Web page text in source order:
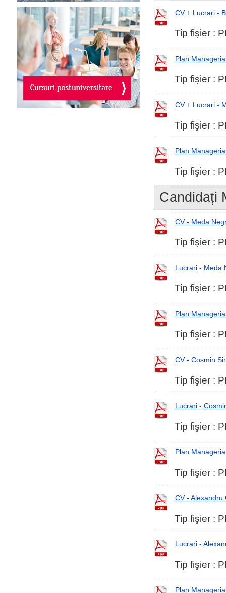
CV + Lucrari -
Tip fişier :
Plan
Tip fişier :
CV + Lucrari -
Tip fişier :
Plan
Tip fişier :
Candidați
CV - Meda
Tip fişier :
Lucrari - Meda
Tip fişier :
Plan
Tip fişier :
CV - Cosmin
Tip fişier :
Lucrari -
Tip fişier :
Plan
Tip fişier :
CV - Alexandru
Tip fişier :
Lucrari -
Tip fişier :
Plan